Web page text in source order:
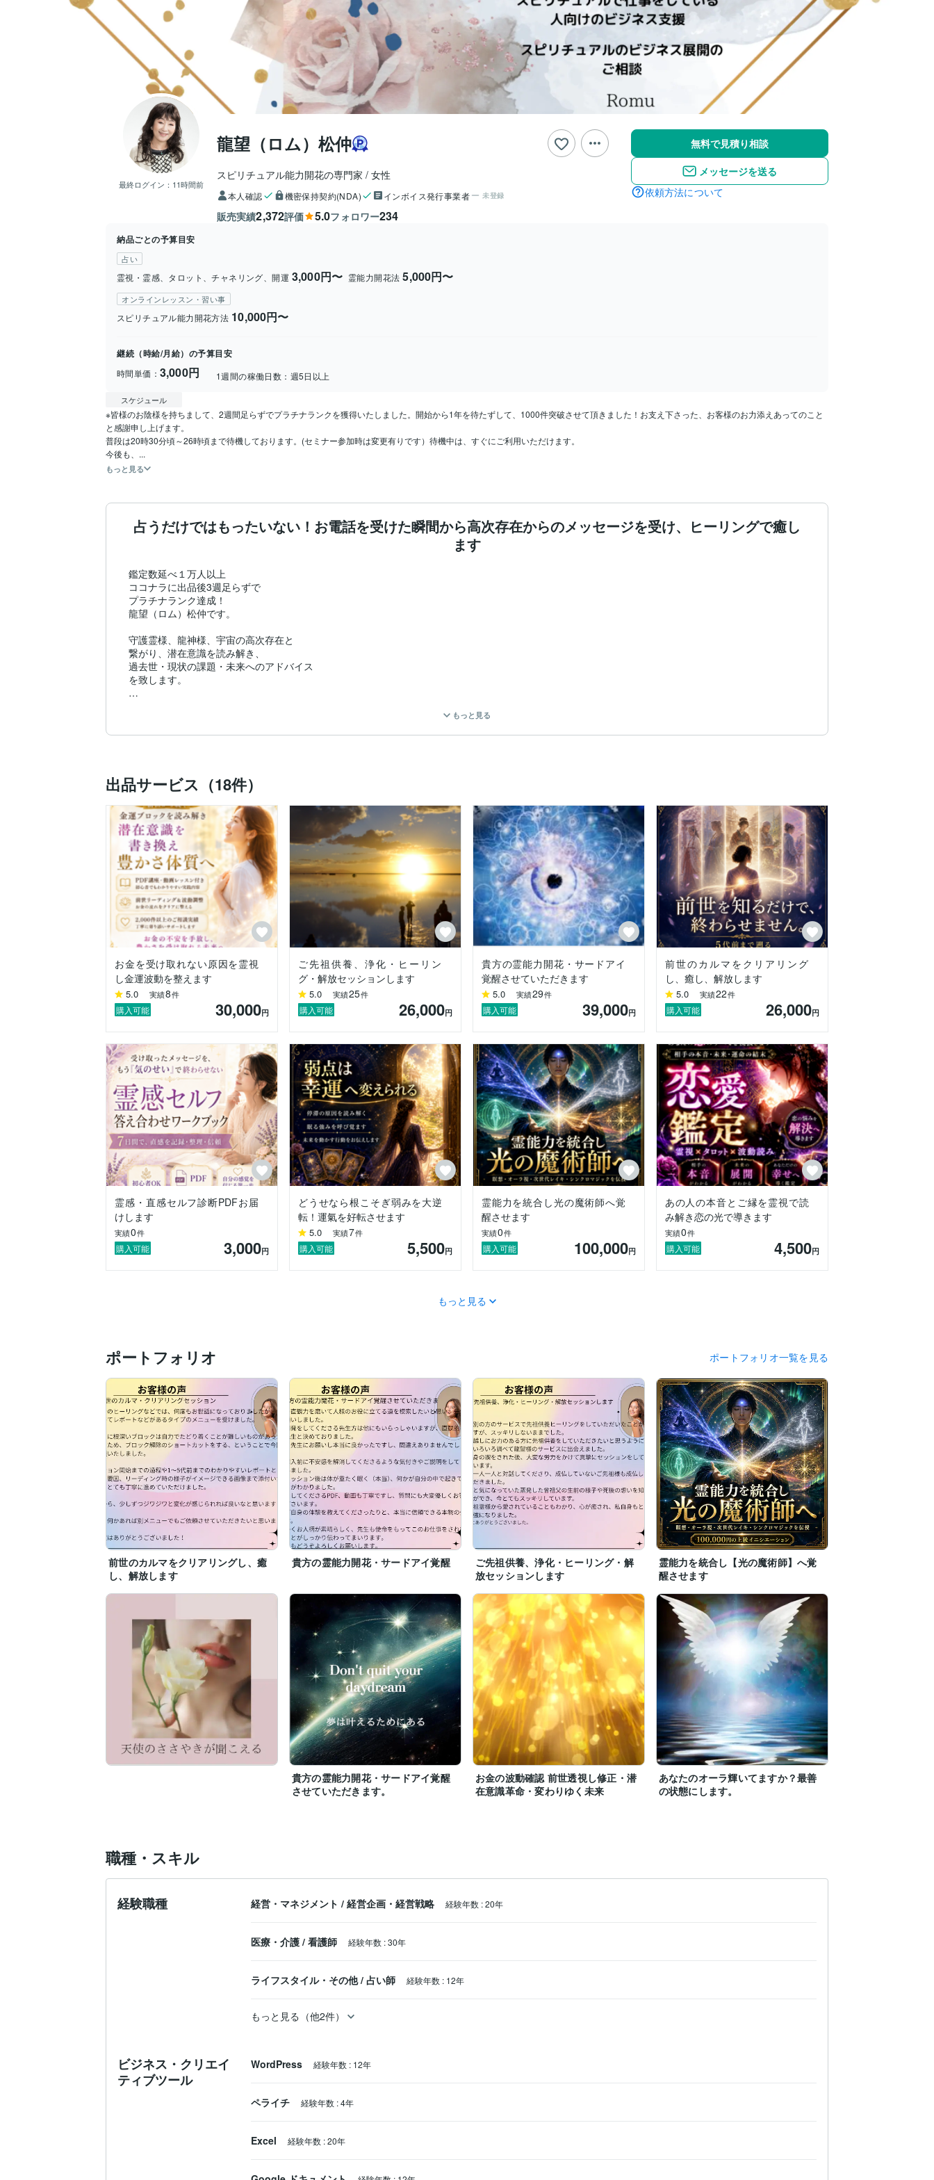
最終ログイン： 11時間前
龍望（ロム）松仲
スピリチュアル能力開花の専門家 女性
本人確認 機密保持契約(NDA) インボイス発行事業者 未登録
販売実績2,372評価 5.0フォロワー234
無料で見積り相談
メッセージを送る
依頼方法について
納品ごとの予算目安
占い
霊視・霊感、タロット、チャネリング、開運 3,000円〜 霊能力開花法 5,000円〜
オンラインレッスン・習い事
スピリチュアル能力開花方法 10,000円〜
継続（時給/月給）の予算目安
時間単価： 3,000円 1週間の稼働日数： 週5日以上
スケジュール
※皆様のお陰様を持ちまして、2週間足らずでプラチナランクを獲得いたしました。開始から1年を待たずして、1000件突破させて頂きました！お支え下さった、お客様のお力添えあってのこと
と感謝申し上げます。
普段は20時30分頃～26時頃まで待機しております。(セミナー参加時は変更有りです）待機中は、すぐにご利用いただけます。
今後も、...
もっと見る
占うだけではもったいない！お電話を受けた瞬間から高次存在からのメッセージを受け、ヒーリングで癒し
ます
鑑定数延べ１万人以上
ココナラに出品後3週足らずで
プラチナランク達成！
龍望（ロム）松仲です。
守護霊様、龍神様、宇宙の高次存在と
繋がり、潜在意識を読み解き、
過去世・現状の課題・未来へのアドバイス
を致します。
メッセージをお伝えできます。
波動を上げ、エネルギーを高めることで
あなた様本来の魂が望む、理想の未来を手に入れるための、
お手伝いをさせて下さい！
私は、幼い頃から【霊感】はありました。
けれど、長いことそれを封じ込めてきました。
なぜなら、生き辛かったから。
多分、スピリチュアルのお仕事をされておられる方、
あるいは、これから始めようとされておられる方も
そのようなご経験をされた方が
多いのではないでしょうか？
私の父方は、曾祖父の代まで神職を務めていましたが
祖父の代で起業家になり、母方も起業家です。
ただ、私は、生まれながらのヒーラーです。
長く大手医療機関で働き、主にマネージメントを
してきました。人材育成で成果を上げたきました。
途中、3回の大病で生死の境を彷徨いましたが、
都度、救いの手が差し伸べられ、
この日まで生かして頂いております。
自身の霊能力に確固たるものを感じたのは、
救いの手のお力の不思議さと
天孫降臨の地における龍神様の
お力を宿した師との出逢いからでした。
そこから、さらに修行の日々は続き、
カウンセリング、心理学、易学、マヤ暦
エネルギーワーク、レイキ、各種瞑想法
神霊エネルギーアチューメント、シンクロマジック
との言葉を頂き、鑑定士としての道を
歩むことになりました。
そのお力の御蔭様で
これまで延べ１万件の鑑定実績、
大手電話占い会社５社合格。
大手電話占い会社で初月から30万の収益獲得。
ココナラさんで販売開始3週足らずで、
プラチナランクに一気に躍進。
スピリチュアル・アルケミストとして
充分な実力と実績を得る事が出来ました。
時は満ちました。
そろそろ、この力を伝授する時が来ました。
鑑定は勿論ですが、育てたいのです。
あなたを。
witch龍望（ロム）の力をご利用ください！
もっと見る
出品サービス（18件）
お金を受け取れない原因を霊視
し金運波動を整えます
5.0 実績8件
購入可能 30,000円
ご先祖供養、浄化・ヒーリン
グ・解放セッションします
5.0 実績25件
購入可能 26,000円
貴方の霊能力開花・サードアイ
覚醒させていただきます
5.0 実績29件
購入可能 39,000円
前世のカルマをクリアリング
し、癒し、解放します
5.0 実績22件
購入可能 26,000円
霊感・直感セルフ診断PDFお届
けします
実績0件
購入可能 3,000円
どうせなら根こそぎ弱みを大逆
転！運氣を好転させます
5.0 実績7件
購入可能 5,500円
霊能力を統合し光の魔術師へ覚
醒させます
実績0件
購入可能 100,000円
あの人の本音とご縁を霊視で読
み解き恋の光で導きます
実績0件
購入可能 4,500円
もっと見る
ポートフォリオ ポートフォリオ一覧を見る
前世のカルマをクリアリングし、癒
し、解放します
貴方の霊能力開花・サードアイ覚醒
ご先祖供養、浄化・ヒーリング・解
放セッションします
霊能力を統合し【光の魔術師】へ覚
醒させます
貴方の霊能力開花・サードアイ覚醒
させていただきます。
お金の波動確認 前世透視し修正・潜
在意識革命・変わりゆく未来
あなたのオーラ輝いてますか？最善
の状態にします。
職種・スキル
経験職種 経営・マネジメント / 経営企画・経営戦略 経験年数 :20年
医療・介護 / 看護師 経験年数 :30年
ライフスタイル・その他 / 占い師 経験年数 : 12年
もっと見る（他2件）
ビジネス・クリエイ
ティブツール
WordPress 経験年数 : 12年
ペライチ 経験年数 :4年
Excel 経験年数 :20年